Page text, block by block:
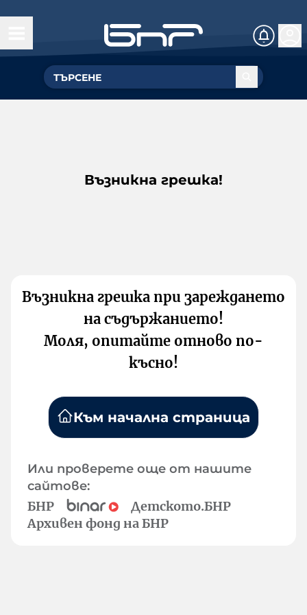
Възникна грешка!
Възникна грешка при зареждането
на съдържанието!
Моля, опитайте отново по-
късно!
Към начална страница
Или проверете още от нашите
сайтове:
БНР
Детското.БНР
Архивен фонд на БНР